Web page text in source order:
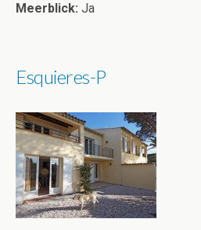
Meerblick: Ja
Esquieres-P